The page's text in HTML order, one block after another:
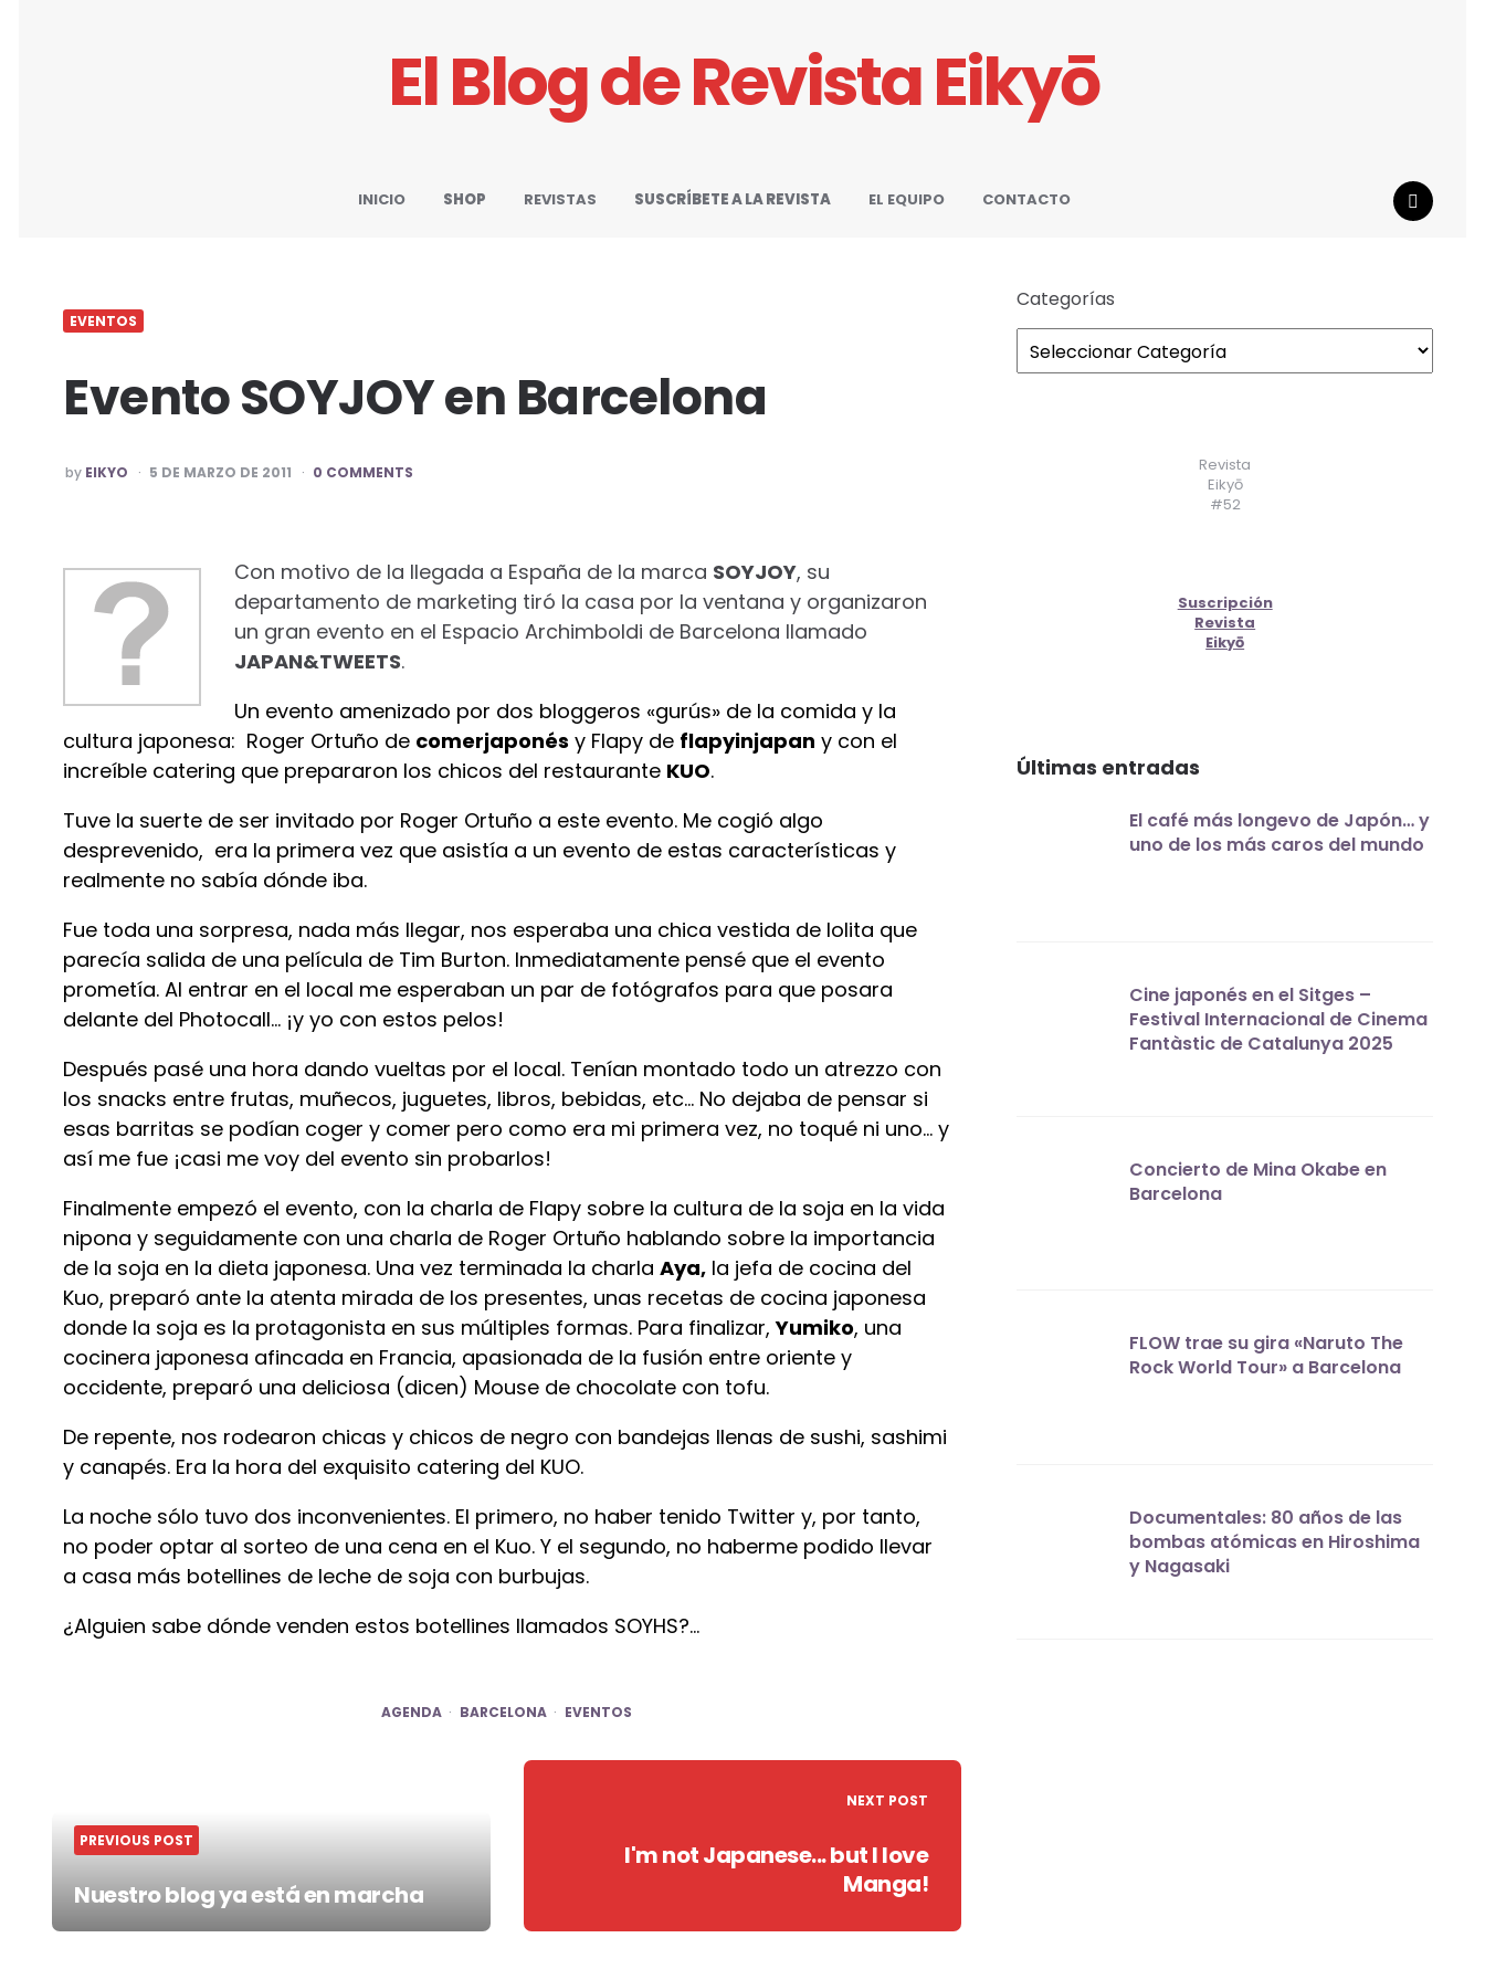
El Blog de Revista Eikyō
INICIO SHOP REVISTAS SUSCRÍBETE A LA REVISTA EL EQUIPO
CONTACTO
EVENTOS
Evento SOYJOY en Barcelona
POSTED
BY
by EIKYO 5 DE MARZO DE 2011 0 COMMENTS
Con motivo de la llegada a España de la marca SOYJOY, su
departamento de marketing tiró la casa por la ventana y organizaron
un gran evento en el Espacio Archimboldi de Barcelona llamado
JAPAN&TWEETS.
Un evento amenizado por dos bloggeros «gurús» de la comida y la
cultura japonesa: Roger Ortuño de comerjaponés y Flapy de flapyinjapan y con el
increíble catering que prepararon los chicos del restaurante KUO.
Tuve la suerte de ser invitado por Roger Ortuño a este evento. Me cogió algo
desprevenido, era la primera vez que asistía a un evento de estas características y
realmente no sabía dónde iba.
Fue toda una sorpresa, nada más llegar, nos esperaba una chica vestida de lolita que
parecía salida de una película de Tim Burton. Inmediatamente pensé que el evento
prometía. Al entrar en el local me esperaban un par de fotógrafos para que posara
delante del Photocall… ¡y yo con estos pelos!
Después pasé una hora dando vueltas por el local. Tenían montado todo un atrezzo con
los snacks entre frutas, muñecos, juguetes, libros, bebidas, etc… No dejaba de pensar si
esas barritas se podían coger y comer pero como era mi primera vez, no toqué ni uno… y
así me fue ¡casi me voy del evento sin probarlos!
Finalmente empezó el evento, con la charla de Flapy sobre la cultura de la soja en la vida
nipona y seguidamente con una charla de Roger Ortuño hablando sobre la importancia
de la soja en la dieta japonesa. Una vez terminada la charla Aya, la jefa de cocina del
Kuo, preparó ante la atenta mirada de los presentes, unas recetas de cocina japonesa
donde la soja es la protagonista en sus múltiples formas. Para finalizar,Yumiko, una
cocinera japonesa afincada en Francia, apasionada de la fusión entre oriente y
occidente, preparó una deliciosa (dicen) Mouse de chocolate con tofu.
De repente, nos rodearon chicas y chicos de negro con bandejas llenas de sushi, sashimi
y canapés. Era la hora del exquisito catering del KUO.
La noche sólo tuvo dos inconvenientes. El primero, no haber tenido Twitter y, por tanto,
no poder optar al sorteo de una cena en el Kuo. Y el segundo, no haberme podido llevar
a casa más botellines de leche de soja con burbujas.
¿Alguien sabe dónde venden estos botellines llamados SOYHS?…
AGENDA BARCELONA EVENTOS
PREVIOUS POST
Nuestro blog ya está en marcha
NEXT POST
I'm not Japanese... but I love
Manga!
Categorías
Revista
Eikyō
#52
Suscripción
Revista
Eikyō
Últimas entradas
El café más longevo de Japón… y
uno de los más caros del mundo
Cine japonés en el Sitges –
Festival Internacional de Cinema
Fantàstic de Catalunya 2025
Concierto de Mina Okabe en
Barcelona
FLOW trae su gira «Naruto The
Rock World Tour» a Barcelona
Documentales: 80 años de las
bombas atómicas en Hiroshima
y Nagasaki